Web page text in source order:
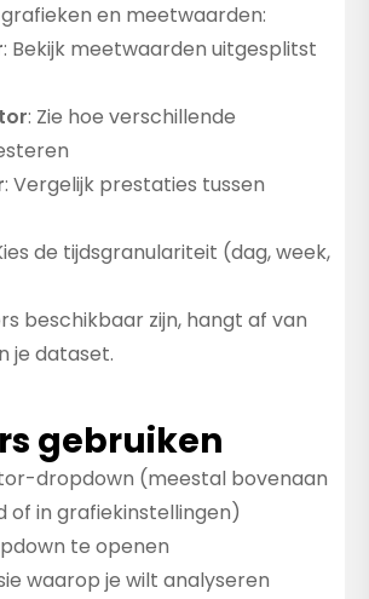
en meetwaarden:
: Bekijk meetwaarden uitgesplitst
: Zie hoe verschillende
: Vergelijk prestaties tussen
de tijdsgranulariteit (dag, week,
beschikbaar zijn, hangt af van
je dataset.
gebruiken
dropdown (meestal bovenaan
of in grafiekinstellingen)
te openen
waarop je wilt analyseren